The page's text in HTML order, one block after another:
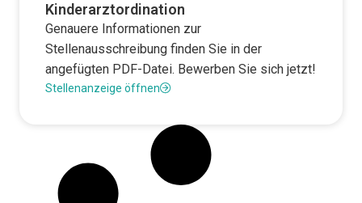
Kinderarztordination
Genauere Informationen zur
Stellenausschreibung finden Sie in der
angefügten PDF-Datei. Bewerben Sie sich jetzt!
Stellenanzeige öffnen